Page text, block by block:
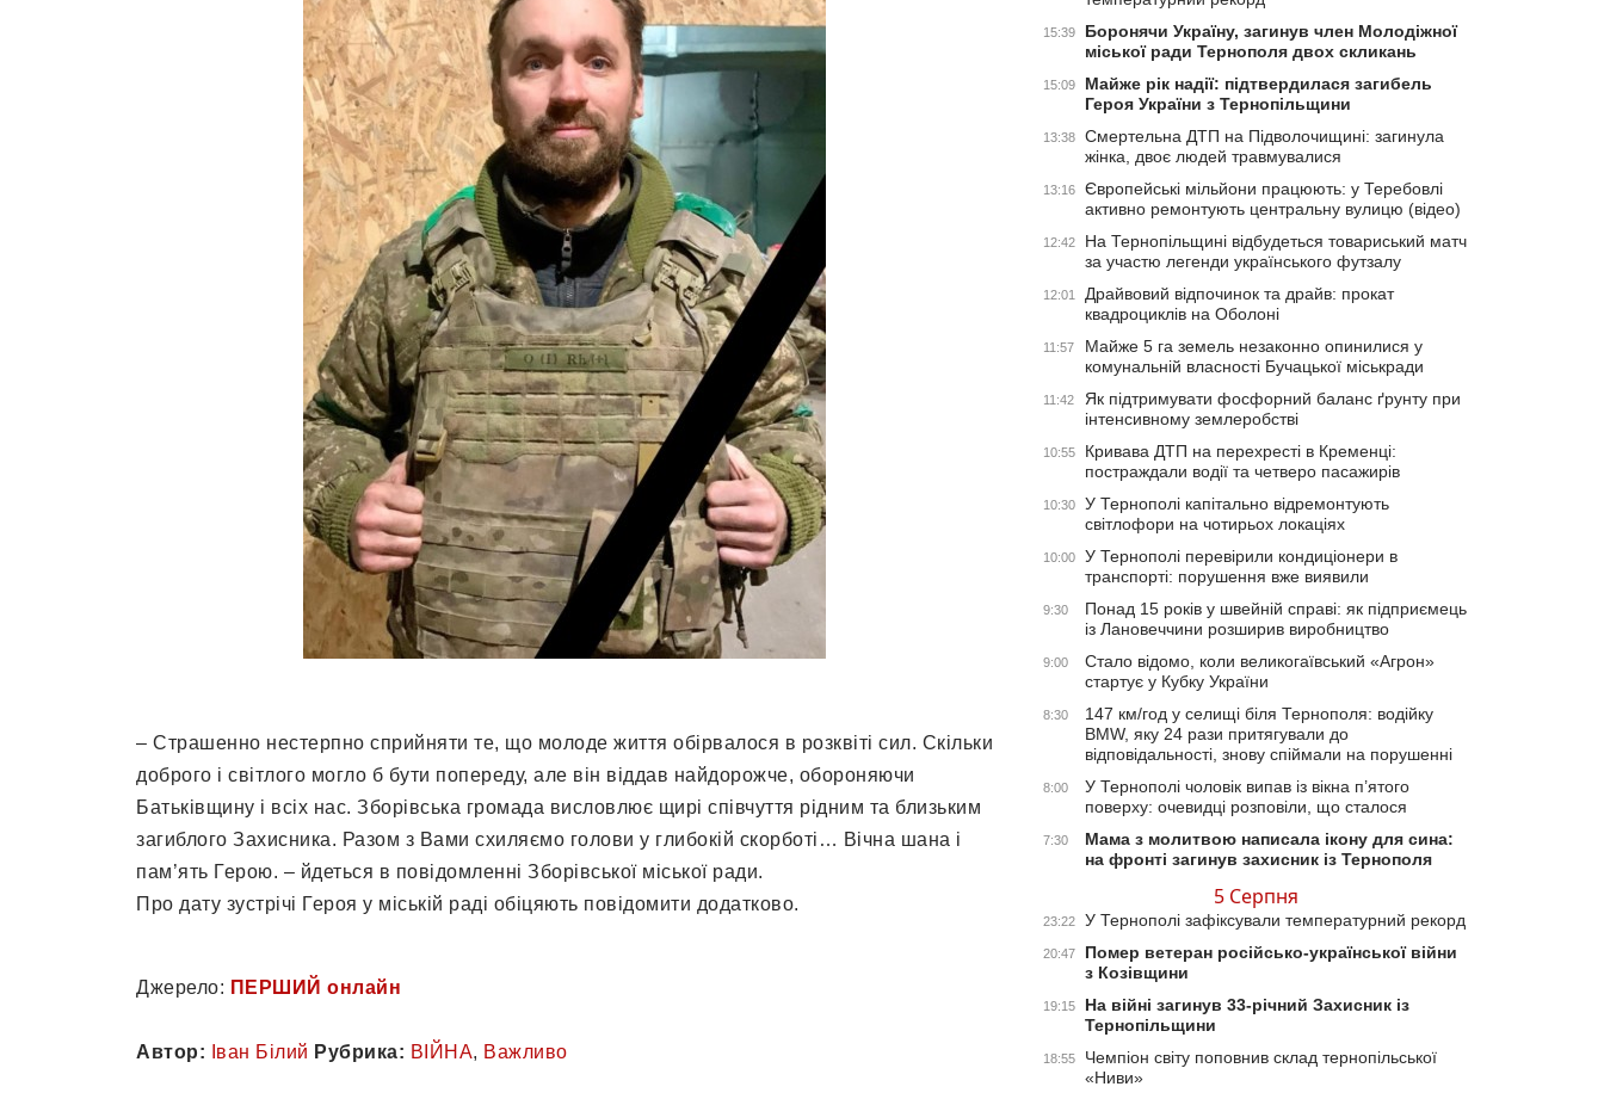
– Страшенно нестерпно сприйняти те, що молоде життя обірвалося в розквіті сил. Скільки
доброго і світлого могло б бути попереду, але він віддав найдорожче, обороняючи
Батьківщину і всіх нас. Зборівська громада висловлює щирі співчуття рідним та близьким
загиблого Захисника. Разом з Вами схиляємо голови у глибокій скорботі… Вічна шана і
пам’ять Герою. – йдеться в повідомленні Зборівської міської ради.
Про дату зустрічі Героя у міській раді обіцяють повідомити додатково.
Джерело: ПЕРШИЙ онлайн
Автор: Іван Білий Рубрика: ВІЙНА, Важливо
15:39
Боронячи Україну, загинув член Молодіжної
міської ради Тернополя двох скликань
15:09
Майже рік надії: підтвердилася загибель
Героя України з Тернопільщини
13:38
Смертельна ДТП на Підволочищині: загинула
жінка, двоє людей травмувалися
13:16
Європейські мільйони працюють: у Теребовлі
активно ремонтують центральну вулицю (відео)
12:42
На Тернопільщині відбудеться товариський матч
за участю легенди українського футзалу
12:01
Драйвовий відпочинок та драйв: прокат
квадроциклів на Оболоні
11:57
Майже 5 га земель незаконно опинилися у
комунальній власності Бучацької міськради
11:42
Як підтримувати фосфорний баланс ґрунту при
інтенсивному землеробстві
10:55
Кривава ДТП на перехресті в Кременці:
постраждали водії та четверо пасажирів
10:30
У Тернополі капітально відремонтують
світлофори на чотирьох локаціях
10:00
У Тернополі перевірили кондиціонери в
транспорті: порушення вже виявили
9:30
Понад 15 років у швейній справі: як підприємець
із Лановеччини розширив виробництво
9:00
Стало відомо, коли великогаївський «Агрон»
стартує у Кубку України
8:30
147 км/год у селищі біля Тернополя: водійку
BMW, яку 24 рази притягували до
відповідальності, знову спіймали на порушенні
8:00
У Тернополі чоловік випав із вікна п’ятого
поверху: очевидці розповіли, що сталося
7:30
Мама з молитвою написала ікону для сина:
на фронті загинув захисник із Тернополя
5 Серпня
23:22 У Тернополі зафіксували температурний рекорд
20:47
Помер ветеран російсько-української війни
з Козівщини
19:15
На війні загинув 33-річний Захисник із
Тернопільщини
18:55
Чемпіон світу поповнив склад тернопільської
«Ниви»